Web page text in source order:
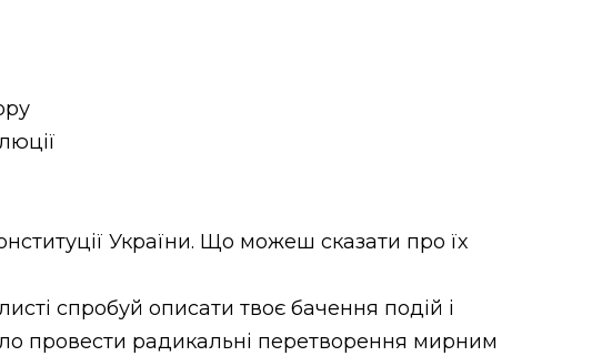
України. Що можеш сказати про їх
спробуй описати твоє бачення подій і
провести радикальні перетворення мирним